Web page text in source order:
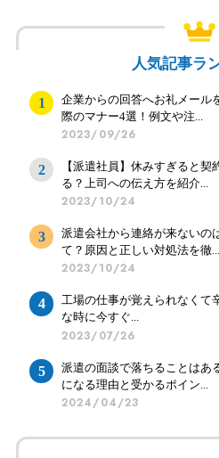
人気記事ラ
企業からの回答へお礼メール
際のマナー4選！例文や注...
2023/09/26
【派遣社員】休みすぎると契
る？上司への伝え方を紹介...
2023/10/24
派遣会社から連絡が来ないの
て？原因と正しい対処法を徹...
2023/10/24
工場の仕事が覚えられなくて
な時に今すぐ...
2023/07/26
派遣の面談で落ちることはあ
になる理由と受かるポイン...
2024/04/23